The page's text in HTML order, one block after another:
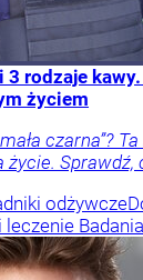
rodzaje
życiem
czarna”?
życie. Sprawdź,
odżywcze
leczenie Badania